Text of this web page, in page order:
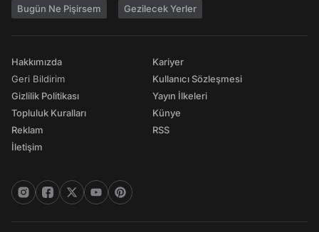
Bugün Ne Pişirsem Gezilecek Yerler
Hakkımızda
Geri Bildirim
Gizlilik Politikası
Topluluk Kuralları
Reklam
İletişim
Kariyer
Kullanıcı Sözleşmesi
Yayın İlkeleri
Künye
RSS